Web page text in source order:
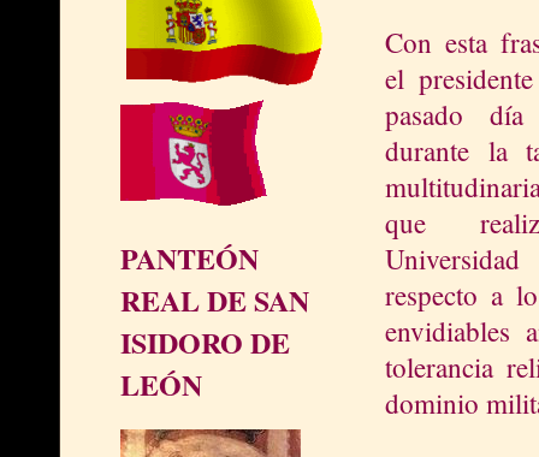
PANTEÓN
REAL DE SAN
ISIDORO DE
LEÓN
Con esta
el
pasado
durante la
que
Universidad
respecto a
envidiables
tolerancia
dominio